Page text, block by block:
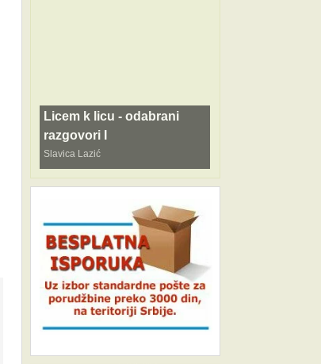
Licem k licu - odabrani
razgovori I
Slavica Lazić